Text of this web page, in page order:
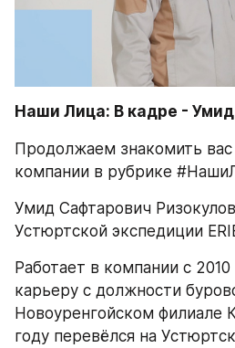
Наши Лица: В кадре - Умид
Продолжаем знакомить
компании в рубрике
Умид Сафтарович
Устюртской экспедиции
Работает в компании с
карьеру с должности
Новоуренгойском филиале
году перевёлся на